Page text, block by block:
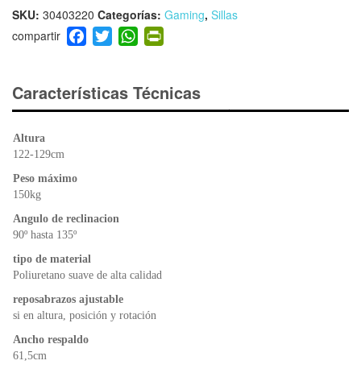
SKU: 30403220 Categorías: Gaming, Sillas
F
a
e
b
T
wi
er
W
h
s
A
ri
e
Características Técnicas
Altura
122-129cm
Peso máximo
150kg
Angulo de reclinacion
90º hasta 135º
tipo de material
Poliuretano suave de alta calidad
reposabrazos ajustable
si en altura, posición y rotación
Ancho respaldo
61,5cm